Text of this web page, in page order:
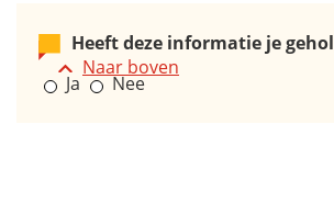
Heeft deze informatie je
Ja
Nee
Naar boven